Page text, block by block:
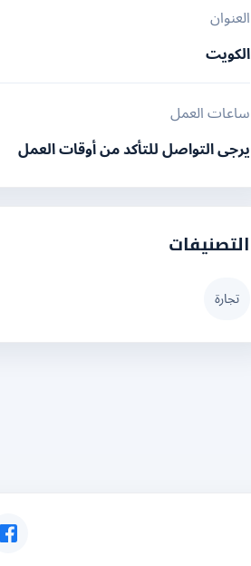
العنوان
الكويت
ساعات العمل
يرجى التواصل للتأكد من أوقات العمل
التصنيفات
تجارة